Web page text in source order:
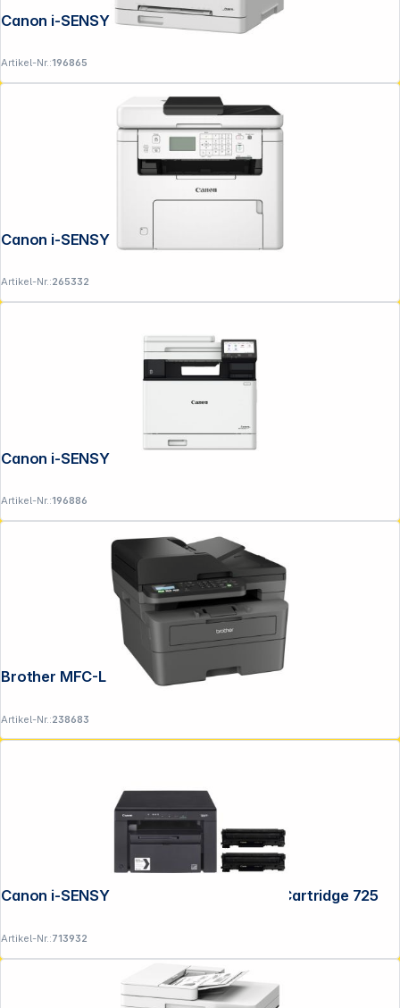
Canon i-SENSYS MF 664 Cdw
Artikel-Nr.:196865
Canon i-SENSYS MF 275 dw II
Artikel-Nr.:265332
Canon i-SENSYS MF 754 Cdw II
Artikel-Nr.:196886
Brother MFC-L 2800 DW
Artikel-Nr.:238683
Canon i-SENSYS MF 3010 Bundle EU 2x Cartridge 725
Artikel-Nr.:713932